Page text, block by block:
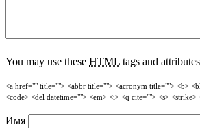
You may use these HTML tags and
<a href="" title=""> <abbr title=""> <acronym title=""> <b>
<code> <del datetime=""> <em> <i> <q cite=""> <s> <strike>
Имя